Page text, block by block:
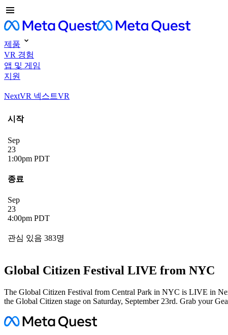
제품
VR 경험
앱 및 게임
지원
NextVR 넥스트VR
시작
Sep
23
1:00pm PDT
종료
Sep
23
4:00pm PDT
관심 있음 383명
Global Citizen Festival LIVE from NYC
The Global Citizen Festival from Central Park in NYC is LIVE in
the Global Citizen stage on Saturday, September 23rd. Grab your